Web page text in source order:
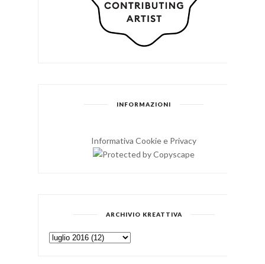
INFORMAZIONI
Informativa Cookie e Privacy
ARCHIVIO KREATTIVA